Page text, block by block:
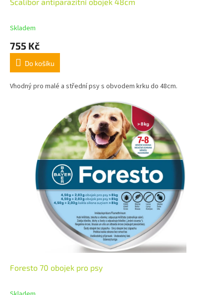
Skladem
755 Kč
Do košíku
Vhodný pro malé a střední psy s obvodem krku do 48cm.
Foresto 70 obojek pro psy